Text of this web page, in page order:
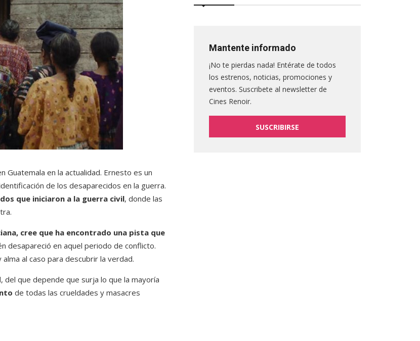
Guatemala en la actualidad. Ernesto es un
de los desaparecidos en la guerra.
que iniciaron a la guerra civil, donde las
cree que ha encontrado una pista que
desapareció en aquel periodo de conflicto.
al caso para descubrir la verdad.
del que depende que surja lo que la mayoría
de todas las crueldades y masacres
Mantente informado
¡No te pierdas nada! Entérate de todos
los estrenos, noticias, promociones y
eventos. Suscribete al newsletter de
Cines Renoir.
SUSCRIBIRSE